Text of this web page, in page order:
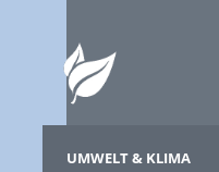
UMWELT & KLIMA